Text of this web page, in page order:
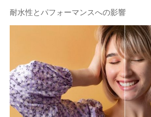
耐水性とパフォーマンスへの影響